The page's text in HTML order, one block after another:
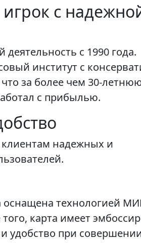
с
с 1990 года.
институт с
за более чем 30-
с прибылью.
клиентам надежных и
оснащена технологией
карта имеет
удобство при